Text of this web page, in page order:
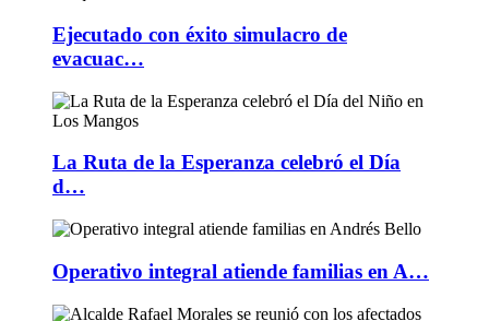
Ejecutado con éxito simulacro de
evacuac…
La Ruta de la Esperanza celebró el Día
d…
Operativo integral atiende familias en A…